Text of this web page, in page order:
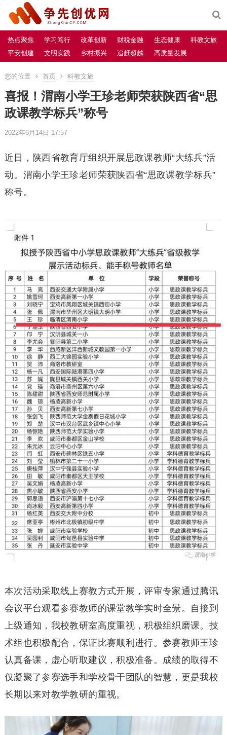
热点聚焦 学习笃行 改革创新 财税金融 生态健康
科教文旅
平安创建
文明实践 乡村振兴 追赶超越 高质量发展
您的位置 首页 科教文旅
喜报！渭南小学王珍老师荣获陕西省“思
政课教学标兵”称号
2022年6月14日 17:57
近日，陕西省教育厅组织开展思政课教师“大练兵”活
动。渭南小学王珍老师荣获陕西省“思政课教学标兵”
称号。
本次活动采取线上赛教方式开展，评审专家通过腾讯
会议平台观看参赛教师的课堂教学实时全景。自接到
上级通知，我校教研室高度重视，积极组织磨课。技
术组也积极配合，保证比赛顺利进行。参赛教师王珍
认真备课，虚心听取建议，积极准备。成绩的取得不
仅凝聚了参赛选手和学校骨干团队的智慧，更是我校
长期以来对教学教研的重视。